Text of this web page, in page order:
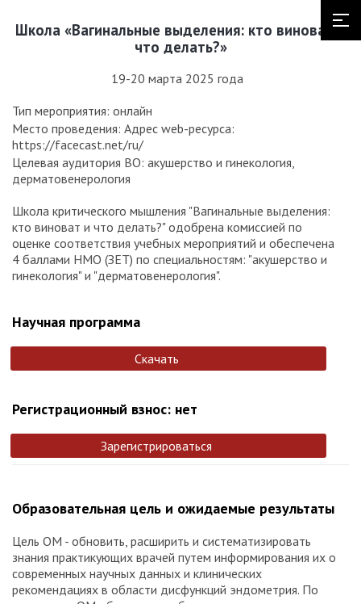
Школа «Вагинальные выделения: кто виноват и
что делать?»
19-20 марта 2025 года
Тип мероприятия: онлайн
Место проведения: Адрес web-ресурса:
https://facecast.net/ru/
Целевая аудитория ВО: акушерство и гинекология,
дерматовенерология
Школа критического мышления "Вагинальные выделения:
кто виноват и что делать?" одобрена комиссией по
оценке соответствия учебных мероприятий и обеспечена
4 баллами НМО (ЗЕТ) по специальностям: "акушерство и
гинекология" и "дерматовенерология".
Научная программа
Скачать
Регистрационный взнос: нет
Зарегистрироваться
Образовательная цель и ожидаемые результаты
Цель ОМ - обновить, расширить и систематизировать
знания практикующих врачей путем информирования их о
современных научных данных и клинических
рекомендациях в области дисфункций эндометрия. По